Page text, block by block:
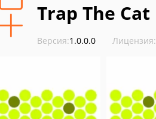
Trap The Cat
Версия:1.0.0.0 Лицензия: